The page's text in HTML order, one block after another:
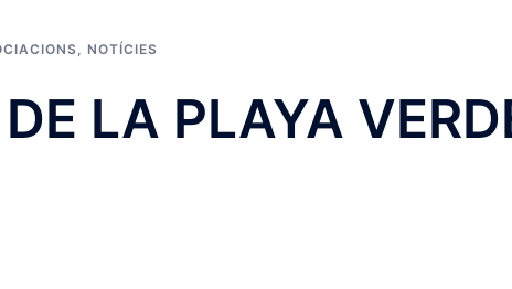
, NOTÍCIES
LA PLAYA